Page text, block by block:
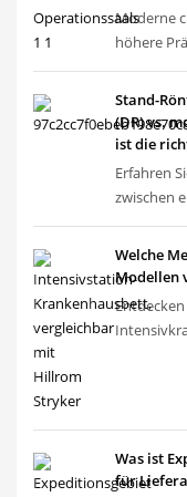
Moderne
höhere
Stand-
(DR) vs.
ist die
Erfahren
zwischen
Welche
Modellen
Was ist
für